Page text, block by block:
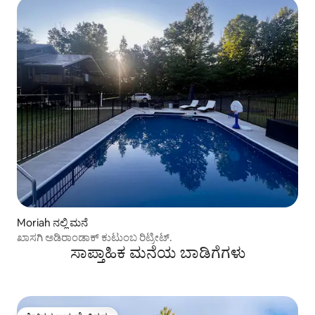
Moriah ನಲ್ಲಿ ಮನೆ
ಖಾಸಗಿ ಅಡಿರಾಂಡಾಕ್ ಕುಟುಂಬ ರಿಟ್ರೀಟ್.
ಸಾಪ್ತಾಹಿಕ ಮನೆಯ ಬಾಡಿಗೆಗಳು